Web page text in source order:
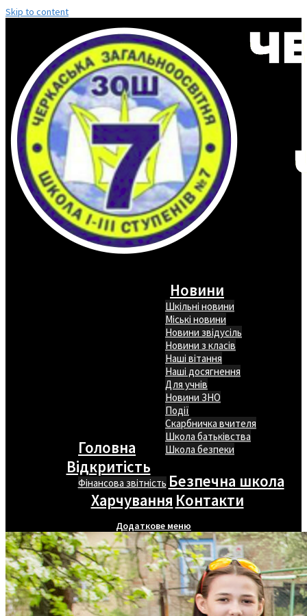
Skip to content
Головна
Новини
Шкільні новини
Міські новини
Новини звідусіль
Новини з класів
Наші вітання
Наші досягнення
Для учнів
Новини ЗНО
Події
Скарбничка вчителя
Школа батьківства
Школа безпеки
Відкритість
Фінансова звітність Безпечна школа
Харчування Контакти
Додаткове меню